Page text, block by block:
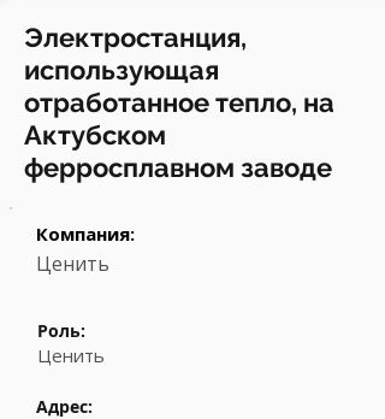
Электростанция,
использующая
отработанное тепло, на
Актубском
ферросплавном заводе
Компания:
Ценить
Роль:
Ценить
Адрес: